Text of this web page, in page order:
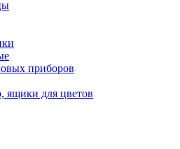
приборов
ящики для цветов